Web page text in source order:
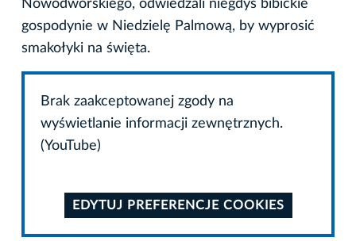
Nowodworskiego, odwiedzali niegdyś bibickie
gospodynie w Niedzielę Palmową, by wyprosić
smakołyki na święta.
Brak zaakceptowanej zgody na
wyświetlanie informacji zewnętrznych.
(YouTube)
EDYTUJ PREFERENCJE COOKIES